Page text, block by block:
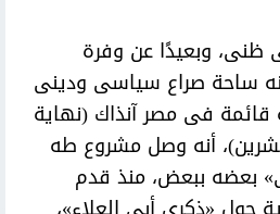
ظنى، وبعيدًا عن وفرة
ساحة صراع سياسى ودينى
فى مصر آنذاك (نهاية
أنه وصل مشروع طه
بعضه ببعض، منذ قدم